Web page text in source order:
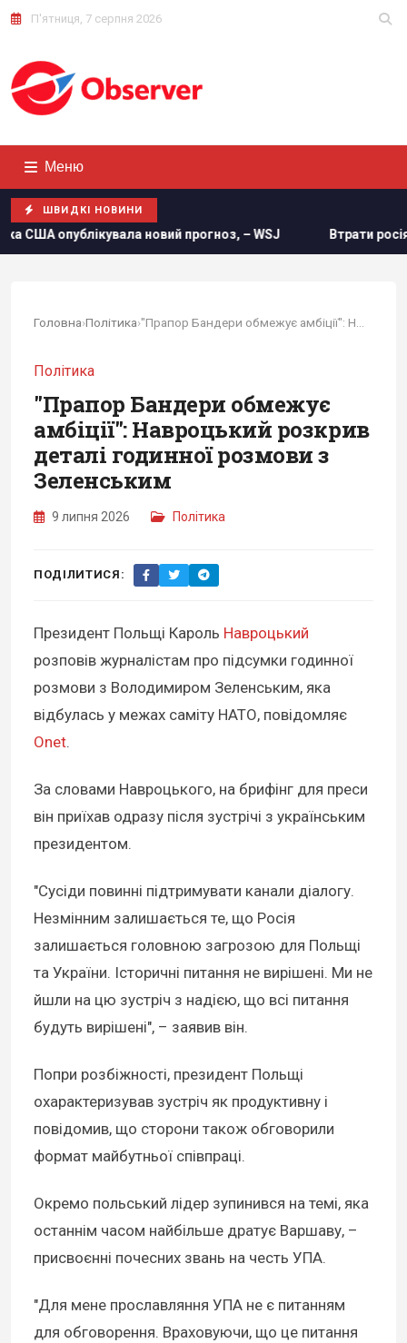
П'ятниця, 7 серпня 2026
Меню
ШВИДКІ НОВИНИ
новий прогноз, – WSJ Втрати росіян в Україні
Головна›Політика›
Політика
"Прапор Бандери обмежує
амбіції": Навроцький розкрив
деталі годинної розмови з
Зеленським
9 липня 2026 Політика
ПОДІЛИТИСЯ:
Президент Польщі Кароль Навроцький
розповів журналістам про підсумки годинної
розмови з Володимиром Зеленським, яка
відбулась у межах саміту НАТО, повідомляє
Onet.
За словами Навроцького, на брифінг для преси
він приїхав одразу після зустрічі з українським
президентом.
"Сусіди повинні підтримувати канали діалогу.
Незмінним залишається те, що Росія
залишається головною загрозою для Польщі
та України. Історичні питання не вирішені. Ми не
йшли на цю зустріч з надією, що всі питання
будуть вирішені", – заявив він.
Попри розбіжності, президент Польщі
охарактеризував зустріч як продуктивну і
повідомив, що сторони також обговорили
формат майбутньої співпраці.
Окремо польський лідер зупинився на темі, яка
останнім часом найбільше дратує Варшаву, –
присвоєнні почесних звань на честь УПА.
"Для мене прославляння УПА не є питанням
для обговорення. Враховуючи, що це питання